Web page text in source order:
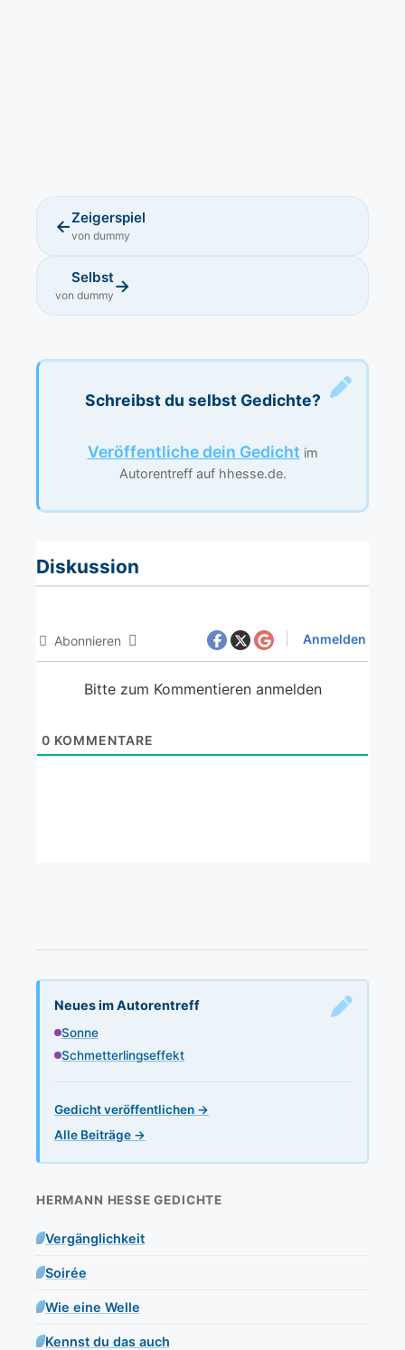
←Zeigerspiel
von dummy
Selbst
von dummy →
Schreibst du selbst Gedichte?
Veröffentliche dein Gedicht im
Autorentreff auf hhesse.de.
Diskussion
Abonnieren Anmelden
Bitte zum Kommentieren anmelden
0 KOMMENTARE
Neues im Autorentreff
Sonne
Schmetterlingseffekt
Gedicht veröffentlichen →
Alle Beiträge →
HERMANN HESSE GEDICHTE
Vergänglichkeit
Soirée
Wie eine Welle
Kennst du das auch